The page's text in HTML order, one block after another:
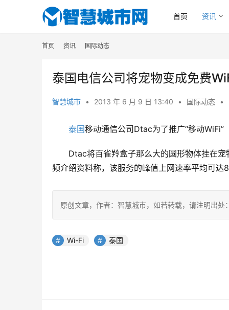
首页 资讯
首页 资讯 国际动态
泰国电信公司将宠物变成免费
智慧城市 • 2013 年 6 月 9 日 13:40 • 国际动态 •
泰国移动通信公司Dtac为了推广“移动WiFi”
Dtac将百雀羚盒子那么大的圆形物体挂在
频介绍资料称，该服务的峰值上网速率平均可
原创文章，作者：智慧城市，如若转载，请注明
Wi-Fi 泰国